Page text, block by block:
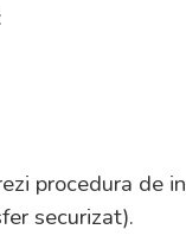
procedura de
securizat).